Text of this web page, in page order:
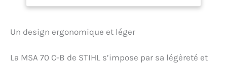
Un design ergonomique et léger
La MSA 70 C-B de STIHL s’impose par sa légèreté et